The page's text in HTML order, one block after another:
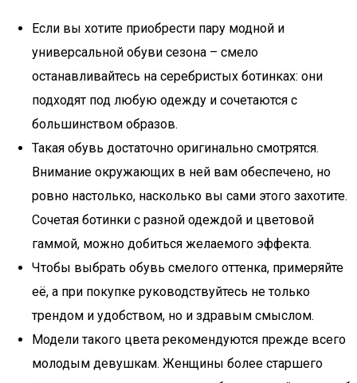
Если вы хотите приобрести пару модной и
универсальной обуви сезона – смело
останавливайтесь на серебристых ботинках: они
подходят под любую одежду и сочетаются с
большинством образов.
Такая обувь достаточно оригинально смотрятся.
Внимание окружающих в ней вам обеспечено, но
ровно настолько, насколько вы сами этого захотите.
Сочетая ботинки с разной одеждой и цветовой
гаммой, можно добиться желаемого эффекта.
Чтобы выбрать обувь смелого оттенка, примеряйте
её, а при покупке руководствуйтесь не только
трендом и удобством, но и здравым смыслом.
Модели такого цвета рекомендуются прежде всего
молодым девушкам. Женщины более старшего